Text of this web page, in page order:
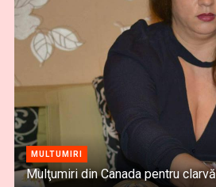
MULTUMIRI
Mulţumiri din Canada pentru